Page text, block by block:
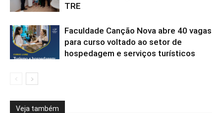
TRE
Faculdade Canção Nova abre 40 vagas
para curso voltado ao setor de
hospedagem e serviços turísticos
Veja também